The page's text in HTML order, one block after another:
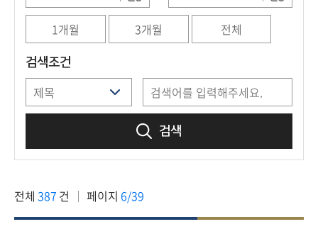
개
1개월 3개월 전체
검색조건
검색
전체 387 건 페이지 6/39